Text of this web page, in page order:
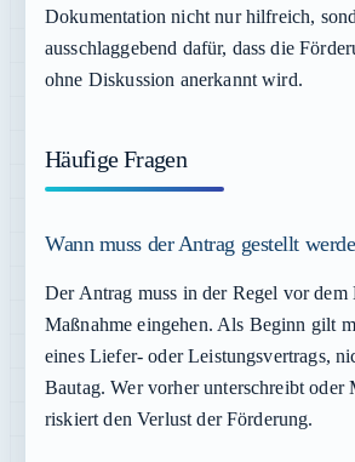
Dokumentation nicht nur hilfreich,
ausschlaggebend dafür, dass die
ohne Diskussion anerkannt wird.
Häufige Fragen
Wann muss der Antrag gestellt
Der Antrag muss in der Regel vor dem
Maßnahme eingehen. Als Beginn gilt
eines Liefer- oder Leistungsvertrags,
Bautag. Wer vorher unterschreibt oder
riskiert den Verlust der Förderung.